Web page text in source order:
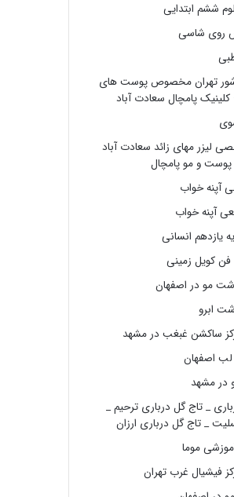
ششم ابتدایی
روی شاسی
تهران مخصوص پوست های
پامچال سعادت آباد
لیزر مهای زائد سعادت آباد
پوست و مو پامچال
آپنه خواب
آپنه خواب
یازدهم انسانی
کویل زمینی
مو در اصفهان
ابرو
ساکشن غبغب در مشهد
اصفهان
در مشهد
_ تاج گل درباری ترحیم _
_ تاج گل درباری ارزان
موما
فیشیال غرب تهران